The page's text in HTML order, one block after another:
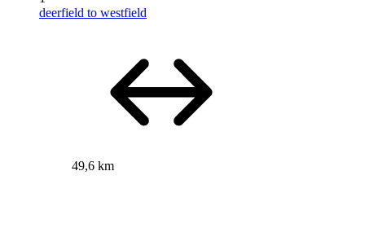
deerfield to westfield
49,6 km